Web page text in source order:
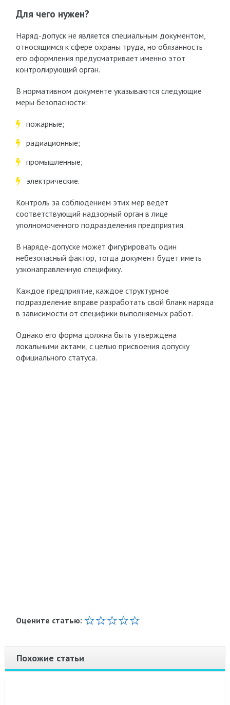
Для чего нужен?
Наряд-допуск не является специальным документом,
относящимся к сфере охраны труда, но обязанность
его оформления предусматривает именно этот
контролирующий орган.
В нормативном документе указываются следующие
меры безопасности:
пожарные;
радиационные;
промышленные;
электрические.
Контроль за соблюдением этих мер ведёт
соответствующий надзорный орган в лице
уполномоченного подразделения предприятия.
В наряде-допуске может фигурировать один
небезопасный фактор, тогда документ будет иметь
узконаправленную специфику.
Каждое предприятие, каждое структурное
подразделение вправе разработать свой бланк наряда
в зависимости от специфики выполняемых работ.
Однако его форма должна быть утверждена
локальными актами, с целью присвоения допуску
официального статуса.
Оцените статью:
Похожие статьи